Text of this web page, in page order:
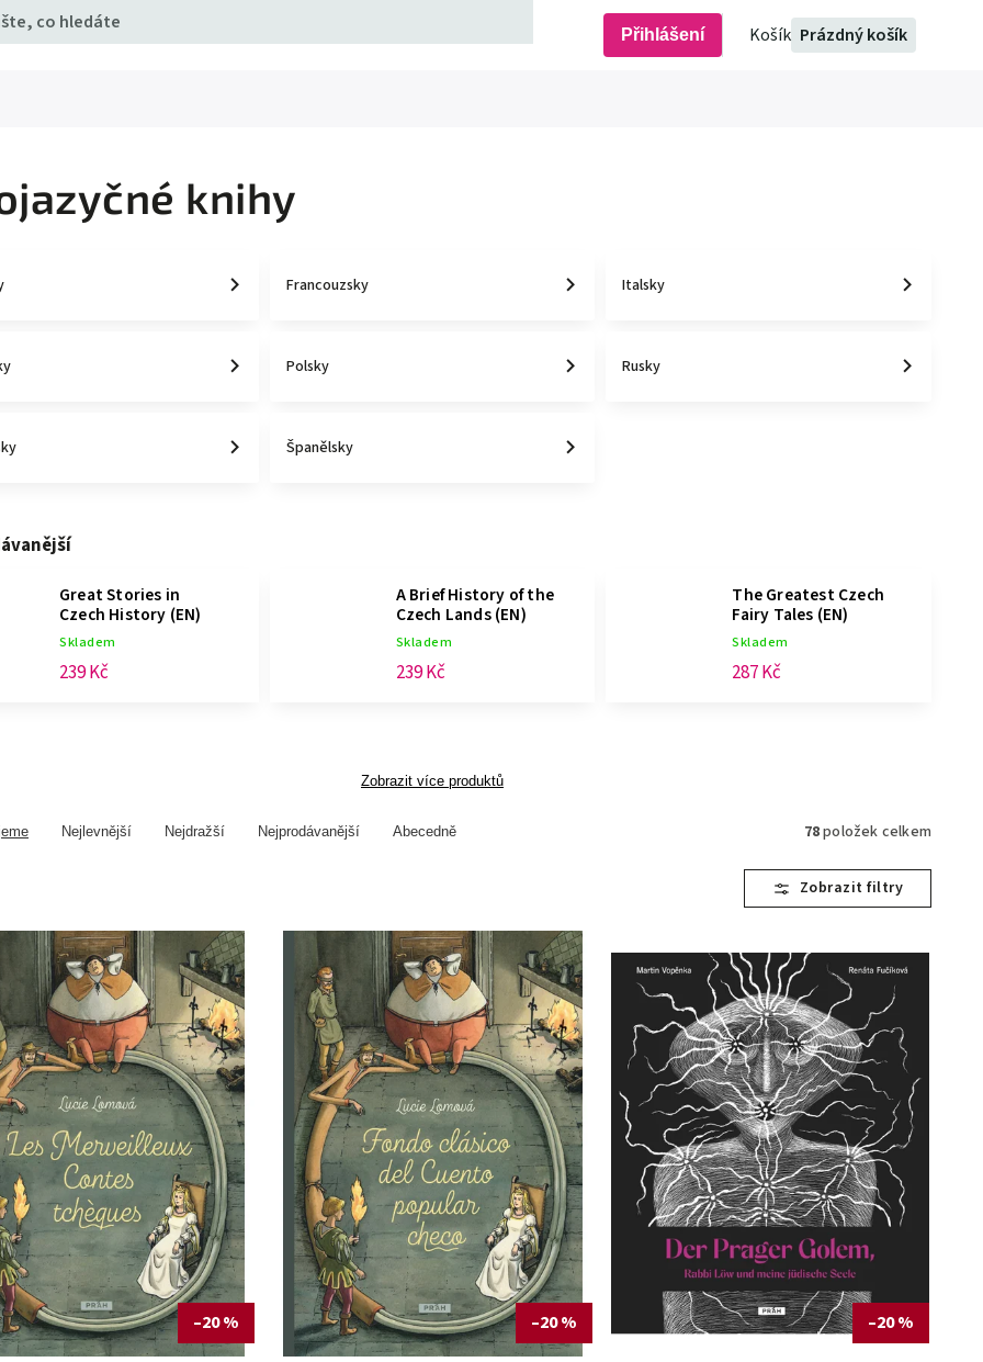
Prázdný košík
Přihlášení
knihy
Francouzsky Italsky
Polsky Rusky
Španělsky
Great Stories in
Czech History (EN)
Skladem
239 Kč
A Brief History of the
Czech Lands(EN)
Skladem
239 Kč
The Greatest Czech
Fairy Tales (EN)
Skladem
287 Kč
Zobrazit více produktů
Nejlevnější Nejdražší Nejprodávanější Abecedně 78položek celkem
–20 % –20 % –20 %